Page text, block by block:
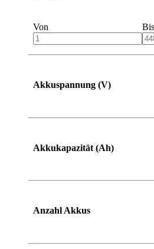
Von Bis
Akkuspannung (V)
Akkukapazität (Ah)
Anzahl Akkus